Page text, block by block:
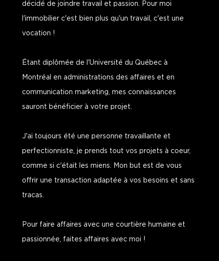
décidé de joindre travail et passion. Pour moi
l'immobilier c'est bien plus qu'un travail, c'est une
vocation !
Étant diplômée de l'Université du Québec à
Montréal en administrations des affaires et en
communication marketing, mes connaissances
sauront bénéficier à votre projet.
J'ai toujours été une personne travaillante et
perfectionniste, je prends tout vos projets à coeur,
comme si c'était les miens. Mon but est de vous
offrir une transaction adaptée à vos besoins et sans
tracas.
Pour faire affaires avec une courtière humaine et
passionnée, faites affaires avec moi !